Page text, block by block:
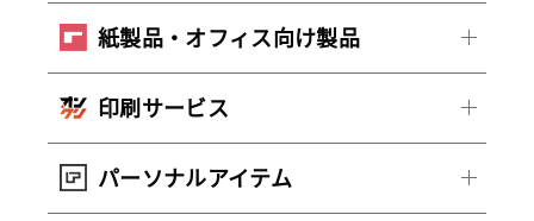
紙製品・オフィス向け製品
印刷サービス
パーソナルアイテム